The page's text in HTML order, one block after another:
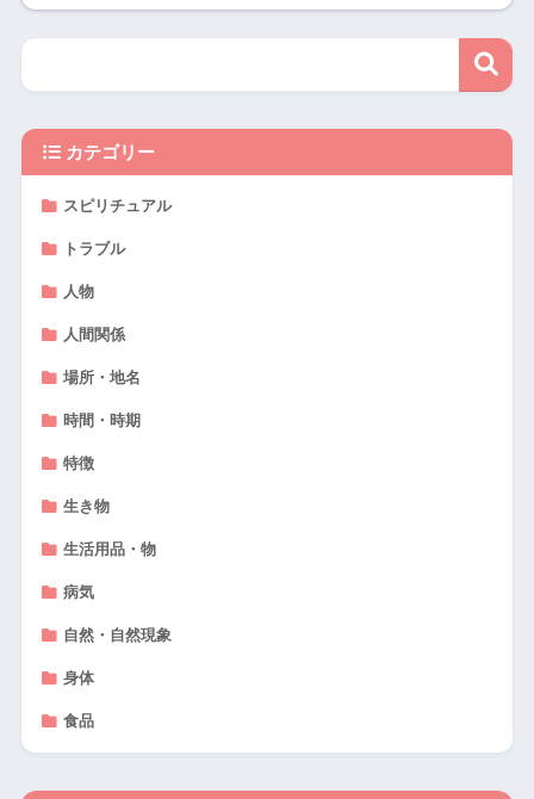
カテゴリー
スピリチュアル
トラブル
人物
人間関係
場所・地名
時間・時期
特徴
生き物
生活用品・物
病気
自然・自然現象
身体
食品